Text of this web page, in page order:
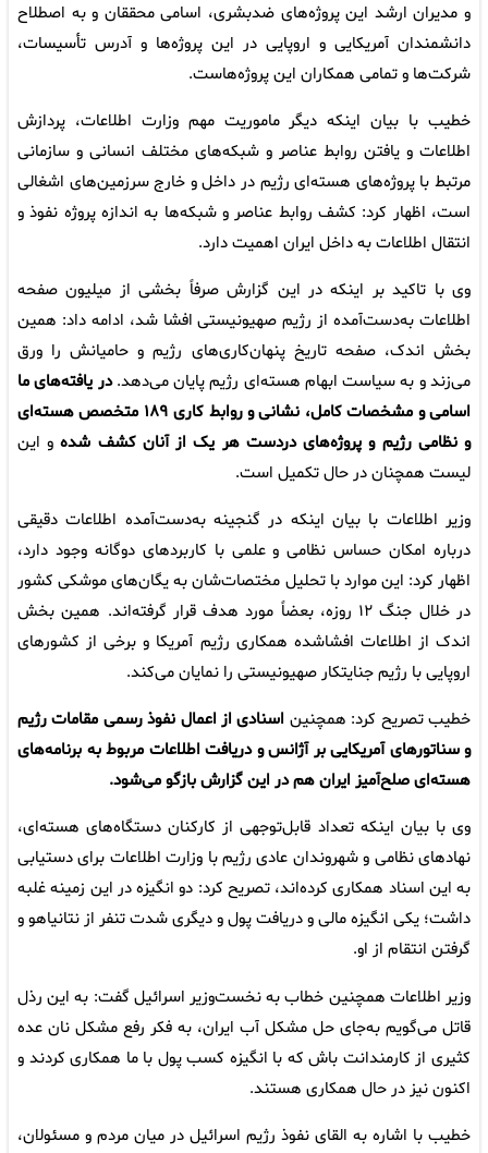
و مدیران ارشد این پروژه‌های ضدبشری، اسامی محققان و به اصطلاح
دانشمندان آمریکایی و اروپایی در این پروژه‌ها و آدرس تأسیسات،
شرکت‌ها و تمامی همکاران این پروژه‌هاست.
خطیب با بیان اینکه دیگر ماموریت مهم وزارت اطلاعات، پردازش
اطلاعات و یافتن روابط عناصر و شبکه‌های مختلف انسانی و سازمانی
مرتبط با پروژه‌های هسته‌ای رژیم در داخل و خارج سرزمین‌های اشغالی
است، اظهار کرد: کشف روابط عناصر و شبکه‌ها به اندازه پروژه نفوذ و
انتقال اطلاعات به داخل ایران اهمیت دارد.
وی با تاکید بر اینکه در این گزارش صرفاً بخشی از میلیون صفحه
اطلاعات به‌دست‌آمده از رژیم صهیونیستی افشا شد، ادامه داد: همین
بخش اندک، صفحه تاریخ پنهان‌کاری‌های رژیم و حامیانش را ورق
می‌زند و به سیاست ابهام هسته‌ای رژیم پایان می‌دهد.در یافته‌های ما
اسامی و مشخصات کامل، نشانی و روابط کاری ۱۸۹ متخصص هسته‌ای
و نظامی رژیم و پروژه‌های دردست هر یک از آنان کشف شده و این
لیست همچنان در حال تکمیل است.
وزیر اطلاعات با بیان اینکه در گنجینه به‌دست‌آمده اطلاعات دقیقی
درباره امکان حساس نظامی و علمی با کاربردهای دوگانه وجود دارد،
اظهار کرد: این موارد با تحلیل مختصات‌شان به یگان‌های موشکی کشور
در خلال جنگ ۱۲ روزه، بعضاً مورد هدف قرار گرفته‌اند. همین بخش
اندک از اطلاعات افشاشده همکاری رژیم آمریکا و برخی از کشورهای
اروپایی با رژیم جنایتکار صهیونیستی را نمایان می‌کند.
خطیب تصریح کرد: همچنین اسنادی از اعمال نفوذ رسمی مقامات رژیم
و سناتورهای آمریکایی بر آژانس و دریافت اطلاعات مربوط به برنامه‌های
هسته‌ای صلح‌آمیز ایران هم در این گزارش بازگو می‌شود.
وی با بیان اینکه تعداد قابل‌توجهی از کارکنان دستگاه‌های هسته‌ای،
نهادهای نظامی و شهروندان عادی رژیم با وزارت اطلاعات برای دستیابی
به این اسناد همکاری کرده‌اند، تصریح کرد: دو انگیزه در این زمینه غلبه
داشت؛ یکی انگیزه مالی و دریافت پول و دیگری شدت تنفر از نتانیاهو و
گرفتن انتقام از او.
وزیر اطلاعات همچنین خطاب به نخست‌وزیر اسرائیل گفت: به این رذل
قاتل می‌گویم به‌جای حل مشکل آب ایران، به فکر رفع مشکل نان عده
کثیری از کارمندانت باش که با انگیزه کسب پول با ما همکاری کردند و
اکنون نیز در حال همکاری هستند.
خطیب با اشاره به القای نفوذ رژیم اسرائیل در میان مردم و مسئولان،